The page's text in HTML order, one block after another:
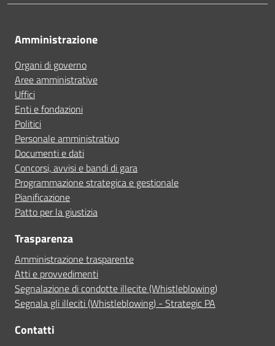
Amministrazione
Organi di governo
Aree amministrative
Uffici
Enti e fondazioni
Politici
Personale amministrativo
Documenti e dati
Concorsi, avvisi e bandi di gara
Programmazione strategica e gestionale
Pianificazione
Patto per la giustizia
Trasparenza
Amministrazione trasparente
Atti e provvedimenti
Segnalazione di condotte illecite (Whistleblowing)
Segnala gli illeciti (Whistleblowing) - Strategic PA
Contatti